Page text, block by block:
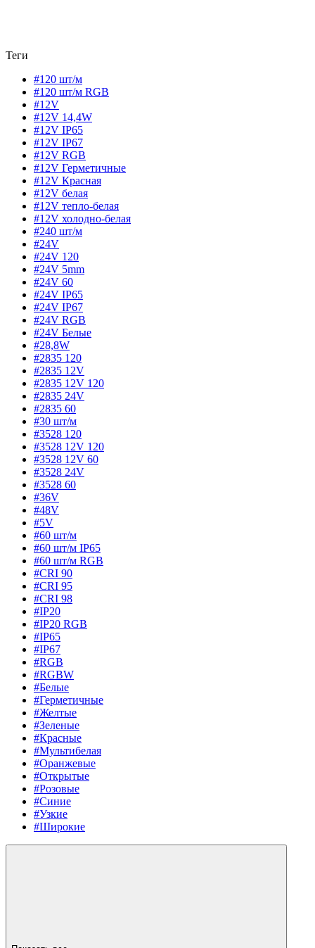
Теги
#120 шт/м
#120 шт/м RGB
#12V
#12V 14,4W
#12V IP65
#12V IP67
#12V RGB
#12V Герметичные
#12V Красная
#12V белая
#12V тепло-белая
#12V холодно-белая
#240 шт/м
#24V
#24V 120
#24V 5mm
#24V 60
#24V IP65
#24V IP67
#24V RGB
#24V Белые
#28,8W
#2835 120
#2835 12V
#2835 12V 120
#2835 24V
#2835 60
#30 шт/м
#3528 120
#3528 12V 120
#3528 12V 60
#3528 24V
#3528 60
#36V
#48V
#5V
#60 шт/м
#60 шт/м IP65
#60 шт/м RGB
#CRI 90
#CRI 95
#CRI 98
#IP20
#IP20 RGB
#IP65
#IP67
#RGB
#RGBW
#Белые
#Герметичные
#Желтые
#Зеленые
#Красные
#Мультибелая
#Оранжевые
#Открытые
#Розовые
#Синие
#Узкие
#Широкие